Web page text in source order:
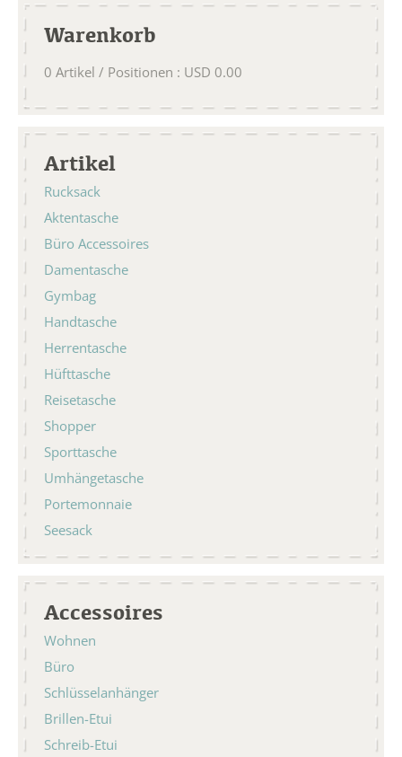
Warenkorb
0 Artikel / Positionen : USD 0.00
Artikel
Rucksack
Aktentasche
Büro Accessoires
Damentasche
Gymbag
Handtasche
Herrentasche
Hüfttasche
Reisetasche
Shopper
Sporttasche
Umhängetasche
Portemonnaie
Seesack
Accessoires
Wohnen
Büro
Schlüsselanhänger
Brillen-Etui
Schreib-Etui